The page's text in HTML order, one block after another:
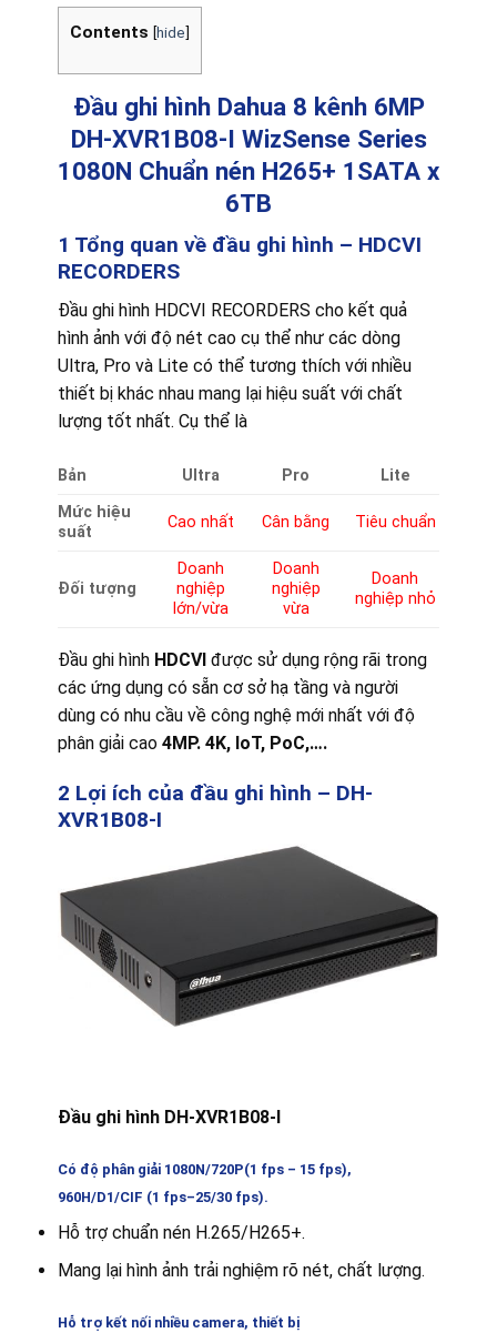
Contents [hide]
Đầu ghi hình Dahua 8 kênh 6MP
DH-XVR1B08-I WizSense Series
1080N Chuẩn nén H265+ 1SATA x
6TB
1 Tổng quan về đầu ghi hình – HDCVI
RECORDERS
Đầu ghi hình HDCVI RECORDERS cho kết quả
hình ảnh với độ nét cao cụ thể như các dòng
Ultra, Pro và Lite có thể tương thích với nhiều
thiết bị khác nhau mang lại hiệu suất với chất
lượng tốt nhất. Cụ thể là
Bản Ultra Pro
Lite
Mức hiệu
suất
Cao nhất Cân bằng Tiêu chuẩn
Đối tượng
Doanh
nghiệp
lớn/vừa
Doanh
nghiệp
vừa
Doanh
nghiệp nhỏ
Đầu ghi hìnhHDCVIđược sử dụng rộng rãi trong
các ứng dụng có sẵn cơ sở hạ tầng và người
dùng có nhu cầu về công nghệ mới nhất với độ
phân giải cao 4MP. 4K, IoT, PoC,….
2 Lợi ích của đầu ghi hình – DH-
XVR1B08-I
Đầu ghi hình DH-XVR1B08-I
Có độ phân giải 1080N/720P(1 fps – 15 fps),
960H/D1/CIF (1 fps–25/30 fps).
Hỗ trợ chuẩn nén H.265/H265+.
Mang lại hình ảnh trải nghiệm rõ nét, chất lượng.
Hỗ trợ kết nối nhiều camera, thiết bị